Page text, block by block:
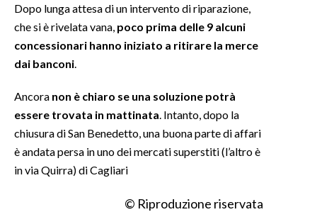
SARDEGNA TURISMO
SARDI NEL MONDO
NOTIZIE
EVENTI
3 MINUTI CON
Dopo lunga attesa di un intervento di riparazione,
che si è rivelata vana, poco prima delle 9 alcuni
concessionari hanno iniziato a ritirare la merce
dai banconi
Ancora non è chiaro se una soluzione potrà
essere trovata in mattinata . Intanto, dopo la
chiusura di San Benedetto, una buona parte di affari
è andata persa in uno dei mercati superstiti (l’altro è
in via Quirra) di Cagliari
© Riproduzione riservata